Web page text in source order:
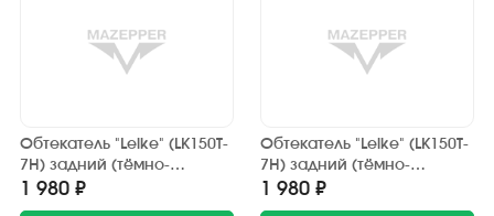
Обтекатель "Leike" (LK150T-
7H) задний (тёмно-
зеленый) правый
1 980 ₽
Обтекатель "Leike" (LK150T-
7H) задний (тёмно-
зеленый) левый
1 980 ₽